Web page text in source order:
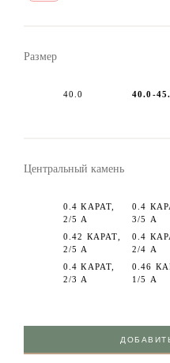
Размер
40.0 40.0-
Центральный камень
0.4 КАРАТ,
2/5 А
0.4
3/5 А
0.42 КАРАТ,
2/5 А
0.4
2/4 А
0.4 КАРАТ,
2/3 А
0.46
1/5 А